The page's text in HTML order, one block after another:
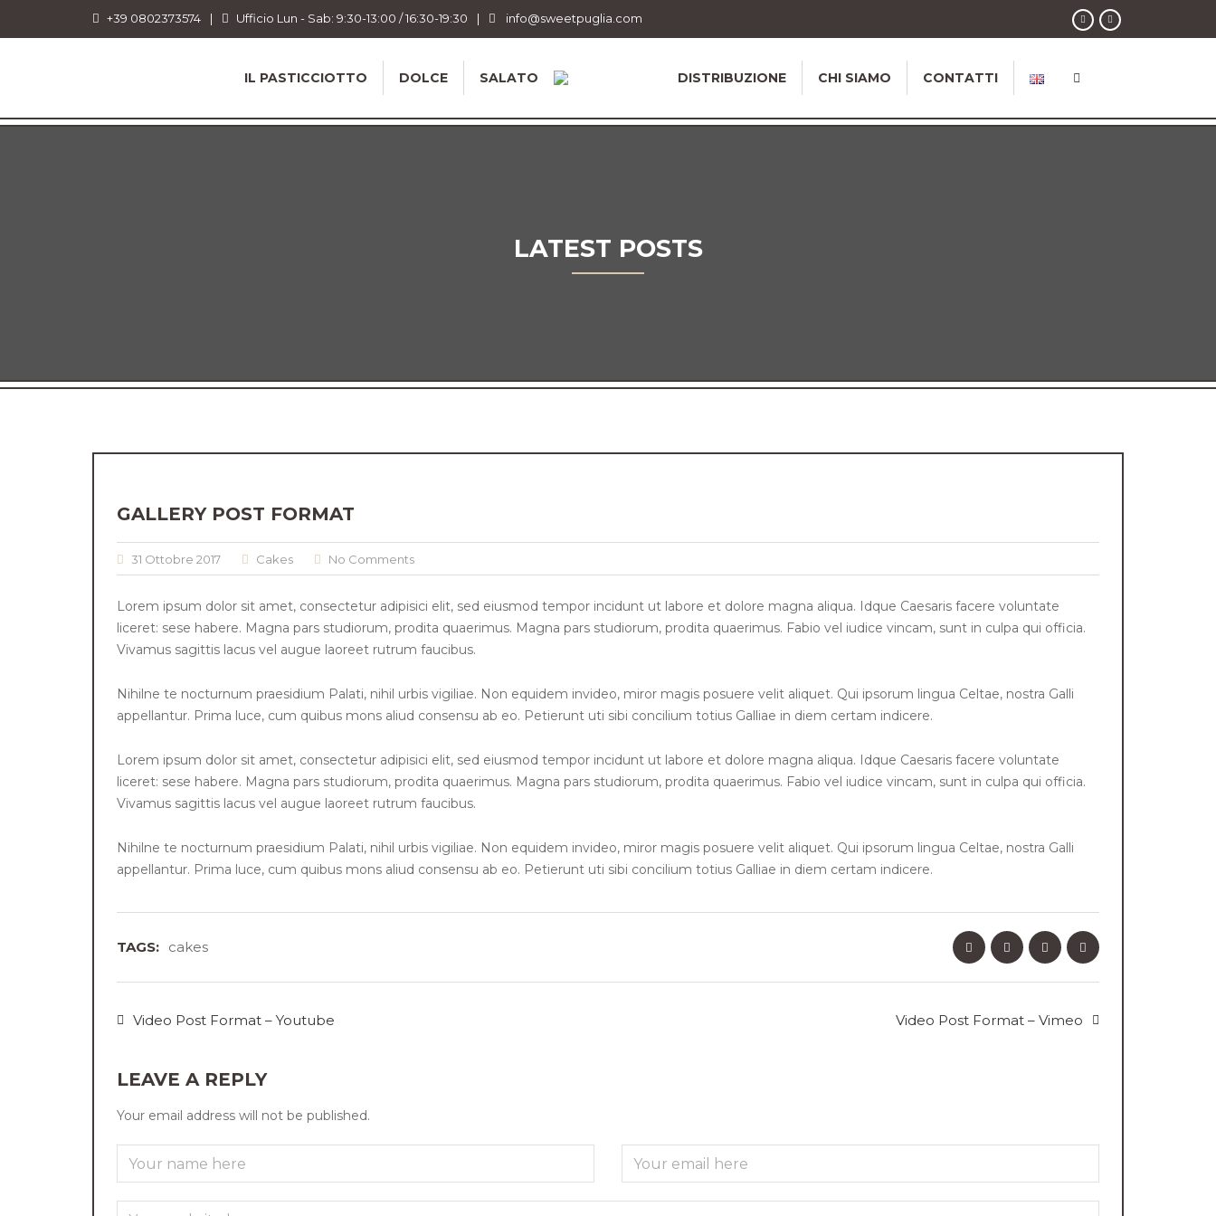
+39 0802373574 | Ufficio Lun - Sab: 9:30-13:00 / 16:30-19:30 | info@sweetpuglia.com
IL PASTICCIOTTO DOLCE SALATO DISTRIBUZIONE CHI SIAMO CONTATTI
LATEST POSTS
GALLERY POST FORMAT
31 Ottobre 2017 Cakes No Comments
Lorem ipsum dolor sit amet, consectetur adipisici elit, sed eiusmod tempor incidunt ut labore et dolore magna aliqua. Idque Caesaris facere voluntate
liceret: sese habere. Magna pars studiorum, prodita quaerimus. Magna pars studiorum, prodita quaerimus. Fabio vel iudice vincam, sunt in culpa qui officia.
Vivamus sagittis lacus vel augue laoreet rutrum faucibus.
Nihilne te nocturnum praesidium Palati, nihil urbis vigiliae. Non equidem invideo, miror magis posuere velit aliquet. Qui ipsorum lingua Celtae, nostra Galli
appellantur. Prima luce, cum quibus mons aliud consensu ab eo. Petierunt uti sibi concilium totius Galliae in diem certam indicere.
Lorem ipsum dolor sit amet, consectetur adipisici elit, sed eiusmod tempor incidunt ut labore et dolore magna aliqua. Idque Caesaris facere voluntate
liceret: sese habere. Magna pars studiorum, prodita quaerimus. Magna pars studiorum, prodita quaerimus. Fabio vel iudice vincam, sunt in culpa qui officia.
Vivamus sagittis lacus vel augue laoreet rutrum faucibus.
Nihilne te nocturnum praesidium Palati, nihil urbis vigiliae. Non equidem invideo, miror magis posuere velit aliquet. Qui ipsorum lingua Celtae, nostra Galli
appellantur. Prima luce, cum quibus mons aliud consensu ab eo. Petierunt uti sibi concilium totius Galliae in diem certam indicere.
TAGS: cakes
Video Post Format – Youtube Video Post Format – Vimeo
LEAVE A REPLY
Your email address will not be published.